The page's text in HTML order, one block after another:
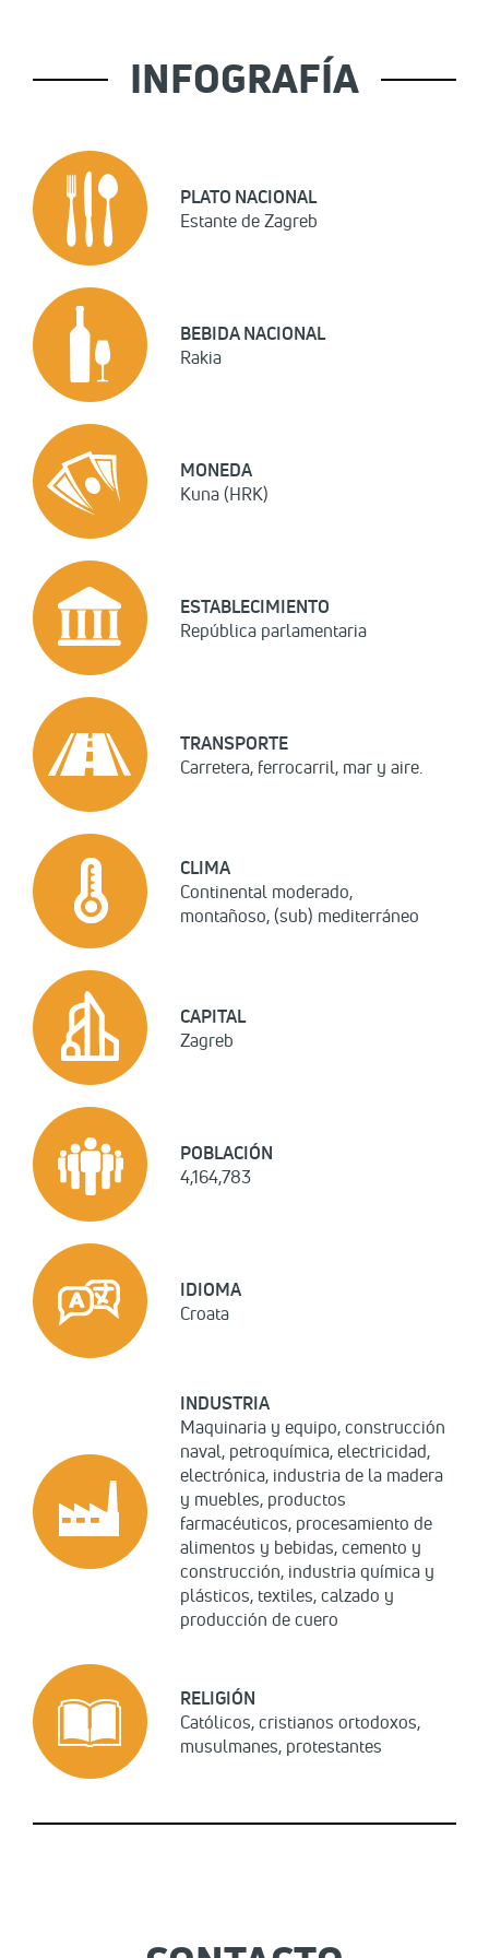
INFOGRAFÍA
PLATO NACIONAL
Estante de Zagreb
BEBIDA NACIONAL
Rakia
MONEDA
Kuna (HRK)
ESTABLECIMIENTO
República parlamentaria
TRANSPORTE
Carretera, ferrocarril, mar y aire.
CLIMA
Continental moderado,
montañoso, (sub) mediterráneo
CAPITAL
Zagreb
POBLACIÓN
4,164,783
IDIOMA
Croata
INDUSTRIA
Maquinaria y equipo, construcción
naval, petroquímica, electricidad,
electrónica, industria de la madera
y muebles, productos
farmacéuticos, procesamiento de
alimentos y bebidas, cemento y
construcción, industria química y
plásticos, textiles, calzado y
producción de cuero
RELIGIÓN
Católicos, cristianos ortodoxos,
musulmanes, protestantes